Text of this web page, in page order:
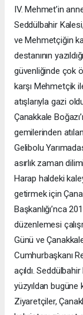
IV. Mehmet’in
Seddülbahir
ve Mehmetçiğin
destanının
güvenliğinde çok
karşı Mehmetçik
atışlarıyla gazi
Çanakkale
gemilerinden
Gelibolu
asırlık zaman
Harap haldeki
getirmek için
Başkanlığı’nca
düzenlemesi
Günü ve
Cumhurbaşkanı
açıldı.
yüzyıldan bugüne
Ziyaretçiler,